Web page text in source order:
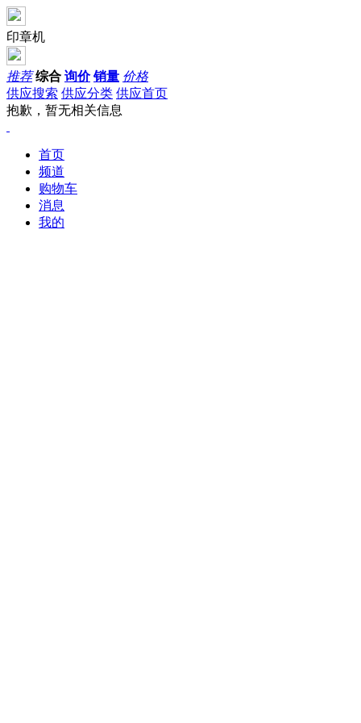
印章机
推荐 综合 询价 销量 价格
供应搜索 供应分类 供应首页
抱歉，暂无相关信息
首页
频道
购物车
消息
我的